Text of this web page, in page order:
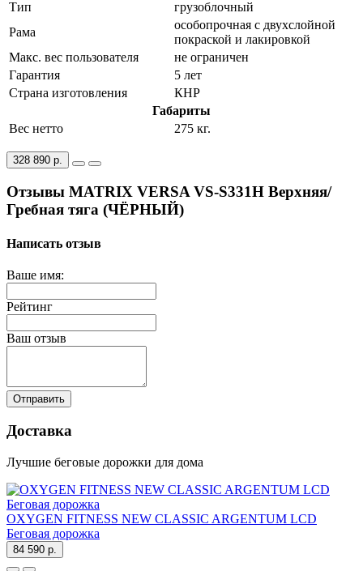
Тип
грузоблочный
Рама
особопрочная с двухслойной
покраской и лакировкой
Макс. вес пользователя
не ограничен
Гарантия
5 лет
Страна изготовления
КНР
Габариты
Вес нетто
275 кг.
328 890 р.
Отзывы MATRIX VERSA VS-S331H Верхняя/
Гребная тяга (ЧЁРНЫЙ)
Написать отзыв
Ваше имя:
Рейтинг
Ваш отзыв
Отправить
Доставка
Лучшие беговые дорожки для дома
OXYGEN FITNESS NEW CLASSIC ARGENTUM LCD
Беговая дорожка
84 590 р.